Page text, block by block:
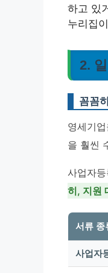
하고 있
누리집
2.
꼼꼼
영세기
을 훨씬
사업자
히, 지원
서류 종
사업자